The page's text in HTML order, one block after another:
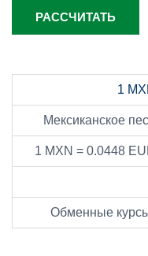
1
Мексиканское
1 MXN = 0.0448
Обменные